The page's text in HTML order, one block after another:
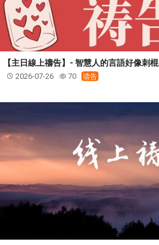
【主日線上禱告】- 智慧人的言語好像刺棍
2026-07-26 70 禱告